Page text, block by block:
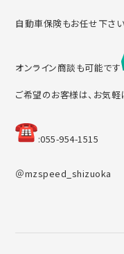
自動車保険もお任せ下さい
オンライン商談も可能です
ご希望のお客様は、お気
︎:055-954-1515
＠mzspeed_shizuoka